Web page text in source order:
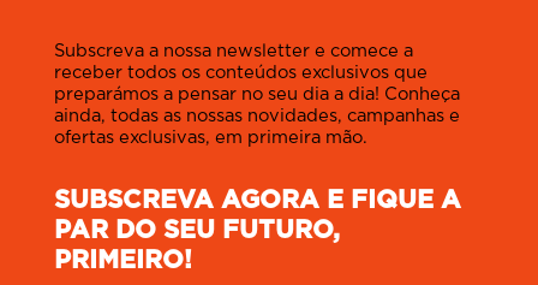
Subscreva a nossa newsletter e comece a
receber todos os conteúdos exclusivos que
preparámos a pensar no seu dia a dia! Conheça
ainda, todas as nossas novidades, campanhas e
ofertas exclusivas, em primeira mão.
SUBSCREVA AGORA E FIQUE A
PAR DO SEU FUTURO,
PRIMEIRO!